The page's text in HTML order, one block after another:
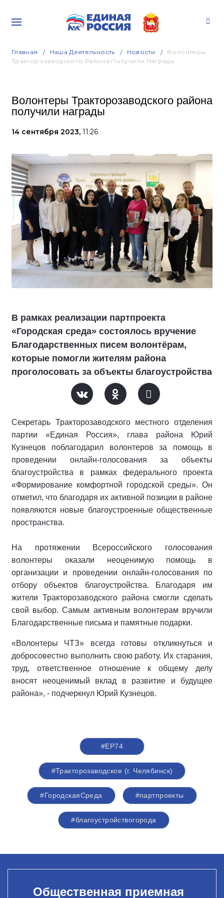
Главная Наша Деятельность Новости
Волонтеры
Тракторозаводского Района Получили Награды
Волонтеры Тракторозаводского района
получили награды
14 сентября 2023, 11:26
В рамках реализации партпроекта
«Городская среда» состоялось вручение
Благодарственных писем волонтёрам,
которые помогли жителям района
проголосовать за объекты благоустройства
Секретарь Тракторозаводского местного отделения
партии «Единая Россия», глава района Юрий
Кузнецов поблагодарил волонтеров за помощь в
проведении онлайн-голосования за объекты
благоустройства в рамках федерального проекта
«Формирование комфортной городской среды». Он
отметил, что благодаря их активной позиции в районе
появляются новые благоустроенные общественные
пространства.
На протяжении Всероссийского голосования
волонтеры оказали неоценимую помощь в
организации и проведении онлайн-голосования по
отбору объектов благоустройства. Благодаря им
жители Тракторозаводского района смогли сделать
свой выбор. Самым активным волонтерам вручили
Благодарственные письма и памятные подарки.
«Волонтеры ЧТЗ» всегда готовы откликнуться и
добросовестно выполнить свою работу. Их старания,
труд, ответственное отношение к общему делу
вносят неоценимый вклад в развитие и будущее
района», - подчеркнул Юрий Кузнецов.
#ЕР74
#Тракторозаводское (г. Челябинск)
#ГородскаяСреда #партпроекты
#благоустройствогорода
Общественная приемная